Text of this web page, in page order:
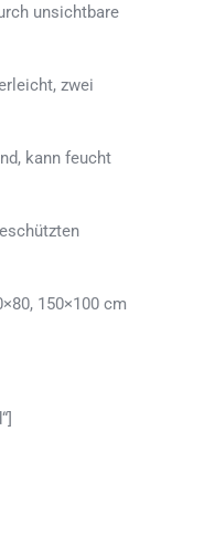
unsichtbare
zwei
kann feucht
150×100 cm